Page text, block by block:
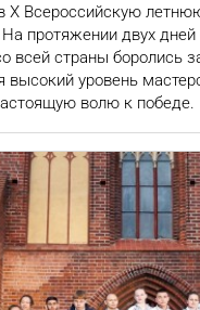
Х Всероссийскую
На протяжении двух
всей страны боролись
высокий уровень
волю к победе.